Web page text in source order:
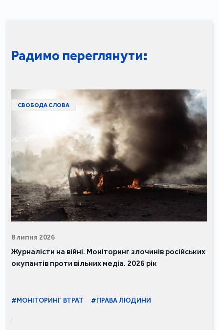
Радимо переглянути:
СВОБОДА СЛОВА
8 липня 2026
Журналісти на війні. Моніторинг злочинів російських
окупантів проти вільних медіа. 2026 рік
#МОНІТОРИНГ ВТРАТ #ПРАВА ЛЮДИНИ